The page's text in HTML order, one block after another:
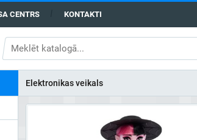
CENTRS KONTAKTI
Elektronikas veikals